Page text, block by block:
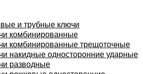
и трубные ключи
комбинированные
комбинированные трещоточные
накидные односторонние ударные
разводные